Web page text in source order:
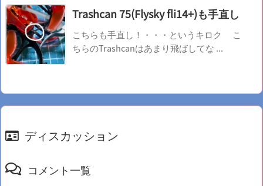
Trashcan 75(Flysky fli14+)も手直し
こちらも手直し！・・・というキロク こ
ちらのTrashcanはあまり飛ばしてな ...
ディスカッション
コメント一覧